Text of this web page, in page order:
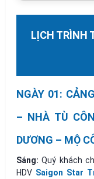
LỊCH TRÌNH
NGÀY 01:
– NHÀ TÙ
DƯƠNG – MỘ
Sáng: Quý khách
HDV Saigon Star